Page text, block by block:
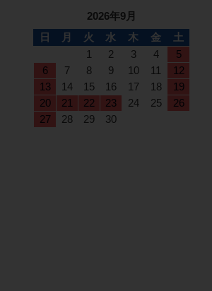
2026年9月
日
月 火 水 木 金
土
1
2 3 4
5
6
7 8 9 10 11
12
13
14 15 16 17 18
19
20
21 22 23 24 25
26
27
28 29 30